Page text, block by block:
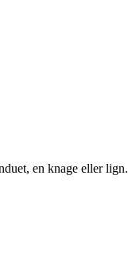
en knage eller lign.